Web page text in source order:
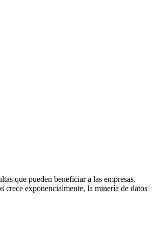
que pueden beneficiar a las empresas.
crece exponencialmente, la minería de datos